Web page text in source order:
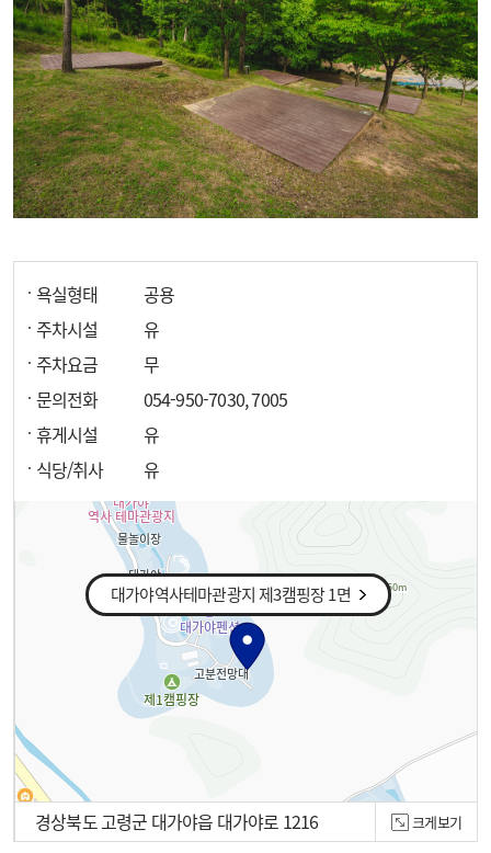
욕실형태
공용
주차시설
유
주차요금
무
문의전화
054-950-7030, 7005
휴게시설
유
식당/취사
유
대가야역사테마관광지 제3캠핑장 1면
100m
경상북도 고령군 대가야읍 대가야로 1216 크게보기